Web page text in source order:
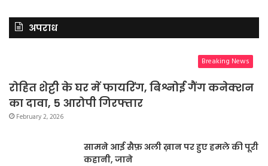
अपराध
Breaking News
रोहित शेट्टी के घर में फायरिंग, बिश्नोई गैंग कनेक्शन
का दावा, 5 आरोपी गिरफ्तार
February 2, 2026
सामने आई सैफ़ अली ख़ान पर हुए हमले की पूरी
कहानी, जाने